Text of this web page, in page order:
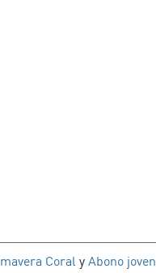
Coraly Abono joven